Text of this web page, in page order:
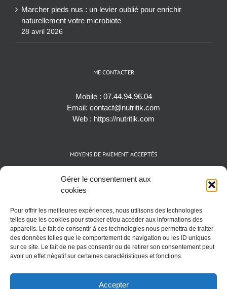
Gérer le consentement aux
cookies
Pour offrir les meilleures expériences, nous utilisons des technologies
telles que les cookies pour stocker et/ou accéder aux informations des
appareils. Le fait de consentir à ces technologies nous permettra de traiter
des données telles que le comportement de navigation ou les ID uniques
sur ce site. Le fait de ne pas consentir ou de retirer son consentement peut
avoir un effet négatif sur certaines caractéristiques et fonctions.
Accepter
Marcher pieds nus : un levier oublié pour enrichir
naturellement votre microbiote
28 avril 2026
ME CONTACTER
Mobile : 07.44.94.96.04
Email: contact@nutritik.com
Web : https://nutritik.com
MOYENS DE PAIEMENT ACCEPTÉS
Espèces (EUR)
Cartes bancaires (VISA, Mastercard et AMEX)
Cryptomonnaies (BTC)